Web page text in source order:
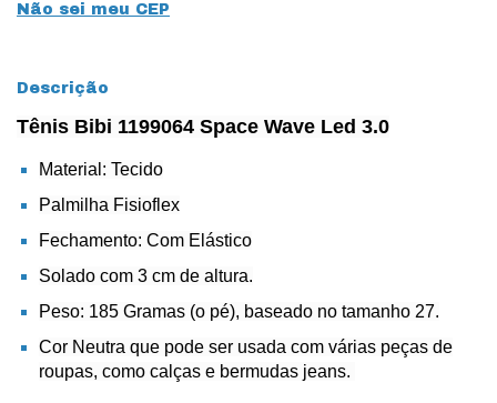
Não sei meu CEP
Descrição
Tênis Bibi 1199064 Space Wave Led 3.0
Material: Tecido
Palmilha Fisioflex
Fechamento: Com Elástico
Solado com 3 cm de altura.
Peso: 185 Gramas (o pé), baseado no tamanho 27.
Cor Neutra que pode ser usada com várias peças de
roupas, como calças e bermudas jeans.